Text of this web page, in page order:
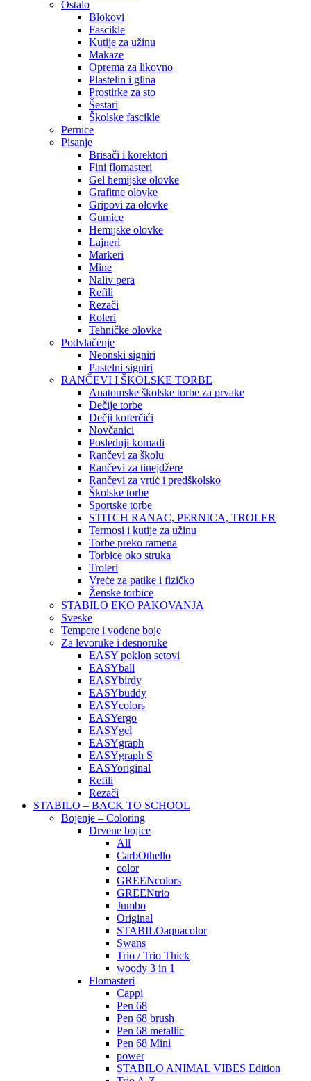
Ostalo
Blokovi
Fascikle
Kutije za užinu
Makaze
Oprema za likovno
Plastelin i glina
Prostirke za sto
Šestari
Školske fascikle
Pernice
Pisanje
Brisači i korektori
Fini flomasteri
Gel hemijske olovke
Grafitne olovke
Gripovi za olovke
Gumice
Hemijske olovke
Lajneri
Markeri
Mine
Naliv pera
Refili
Rezači
Roleri
Tehničke olovke
Podvlačenje
Neonski signiri
Pastelni signiri
RANČEVI I ŠKOLSKE TORBE
Anatomske školske torbe za prvake
Dečije torbe
Dečji koferčići
Novčanici
Poslednji komadi
Rančevi za školu
Rančevi za tinejdžere
Rančevi za vrtić i predškolsko
Školske torbe
Sportske torbe
STITCH RANAC, PERNICA, TROLER
Termosi i kutije za užinu
Torbe preko ramena
Torbice oko struka
Troleri
Vreće za patike i fizičko
Ženske torbice
STABILO EKO PAKOVANJA
Sveske
Tempere i vodene boje
Za levoruke i desnoruke
EASY poklon setovi
EASYball
EASYbirdy
EASYbuddy
EASYcolors
EASYergo
EASYgel
EASYgraph
EASYgraph S
EASYoriginal
Refili
Rezači
STABILO – BACK TO SCHOOL
Bojenje – Coloring
Drvene bojice
All
CarbOthello
color
GREENcolors
GREENtrio
Jumbo
Original
STABILOaquacolor
Swans
Trio / Trio Thick
woody 3 in 1
Flomasteri
Cappi
Pen 68
Pen 68 brush
Pen 68 metallic
Pen 68 Mini
power
STABILO ANIMAL VIBES Edition